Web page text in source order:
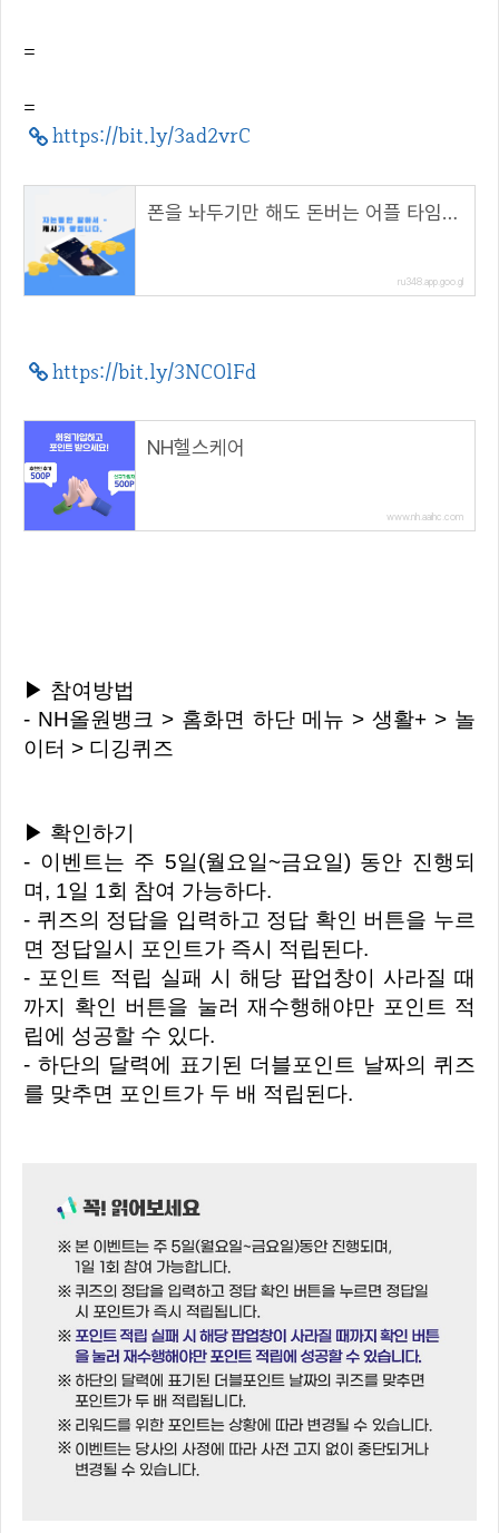
=
=
https://bit.ly/3ad2vrC
폰을 놔두기만 해도 돈버는 어플 타임스프레드
ru348.app.goo.gl
https://bit.ly/3NCOlFd
NH헬스케어
www.nh.aaihc.com
▶ 참여방법
- NH올원뱅크 > 홈화면 하단 메뉴 > 생활+ > 놀
이터 > 디깅퀴즈
▶ 확인하기
- 이벤트는 주 5일(월요일~금요일) 동안 진행되
며, 1일 1회 참여 가능하다.
- 퀴즈의 정답을 입력하고 정답 확인 버튼을 누르
면 정답일시 포인트가 즉시 적립된다.
- 포인트 적립 실패 시 해당 팝업창이 사라질 때
까지 확인 버튼을 눌러 재수행해야만 포인트 적
립에 성공할 수 있다.
- 하단의 달력에 표기된 더블포인트 날짜의 퀴즈
를 맞추면 포인트가 두 배 적립된다.